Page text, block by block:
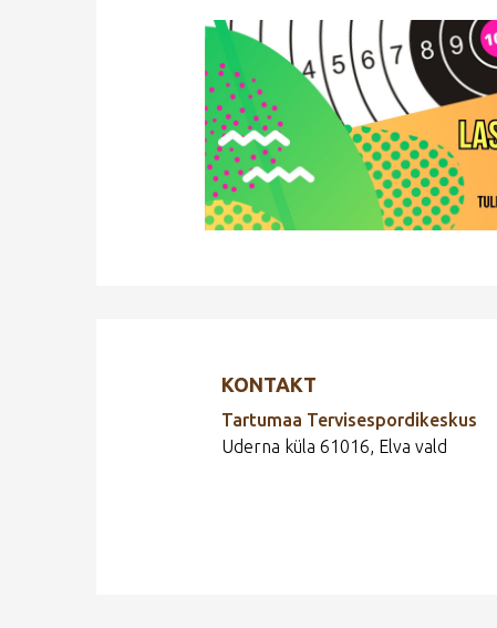
KONTAKT
Tartumaa Tervisespordikeskus
Uderna küla 61016, Elva vald